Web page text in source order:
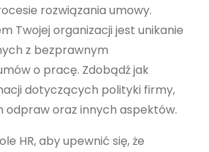
rozwiązania umowy.
Twojej organizacji jest unikanie
z bezprawnym
o pracę. Zdobądź jak
dotyczących polityki firmy,
odpraw oraz innych aspektów.
HR, aby upewnić się, że